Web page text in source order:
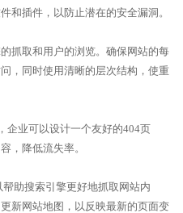
和插件，以防止潜在的安全漏洞。
抓取和用户的浏览。确保网站的每
，同时使用清晰的层次结构，使重
企业可以设计一个友好的404页
，降低流失率。
助搜索引擎更好地抓取网站内
新网站地图，以反映最新的页面变